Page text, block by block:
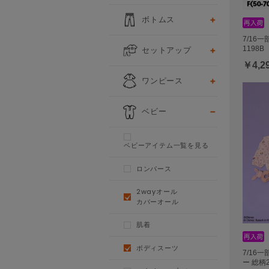
7/16一
1198B
￥
7/16一
ー 総
ボトムス
セットアップ
ワンピース
ベビー
ベビーアイテム一覧を見る
ロンパース
2wayオール
カバーオール
肌着
ボディスーツ